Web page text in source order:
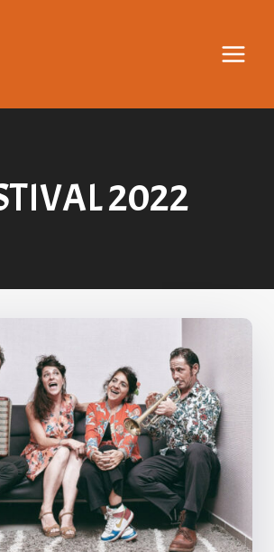
2022